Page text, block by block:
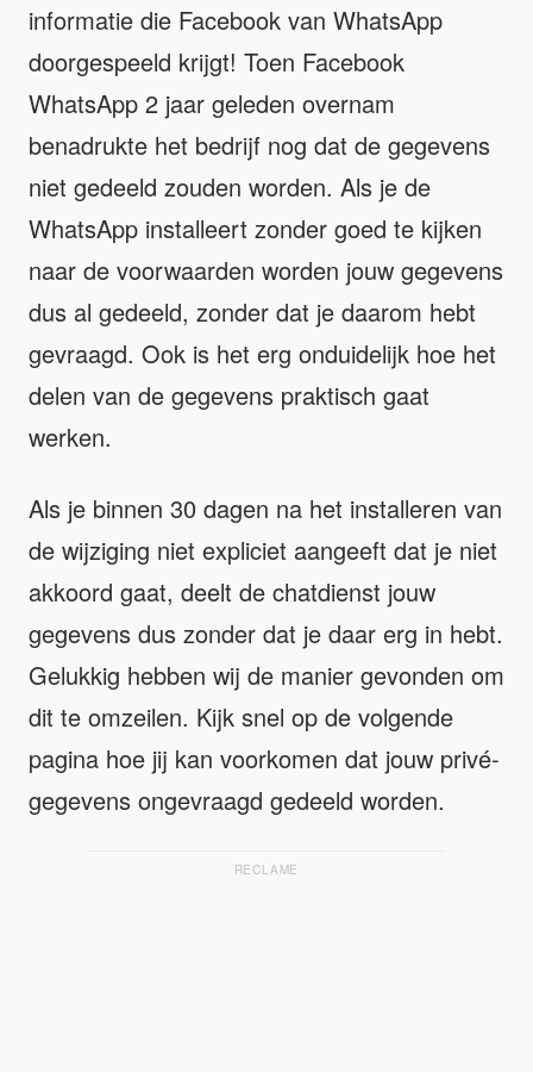
informatie die Facebook van WhatsApp
doorgespeeld krijgt! Toen Facebook
WhatsApp 2 jaar geleden overnam
benadrukte het bedrijf nog dat de gegevens
niet gedeeld zouden worden. Als je de
WhatsApp installeert zonder goed te kijken
naar de voorwaarden worden jouw gegevens
dus al gedeeld, zonder dat je daarom hebt
gevraagd. Ook is het erg onduidelijk hoe het
delen van de gegevens praktisch gaat
werken.
Als je binnen 30 dagen na het installeren van
de wijziging niet expliciet aangeeft dat je niet
akkoord gaat, deelt de chatdienst jouw
gegevens dus zonder dat je daar erg in hebt.
Gelukkig hebben wij de manier gevonden om
dit te omzeilen. Kijk snel op de volgende
pagina hoe jij kan voorkomen dat jouw privé-
gegevens ongevraagd gedeeld worden.
RECLAME